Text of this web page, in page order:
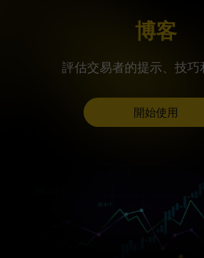
博客
評估交易者的提示、技巧
開始使用